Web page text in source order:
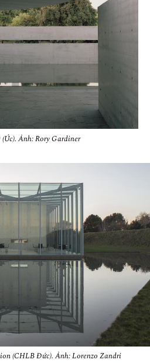
Ảnh: Rory Gardiner
(CHLB Đức). Ảnh: Lorenzo Zandri